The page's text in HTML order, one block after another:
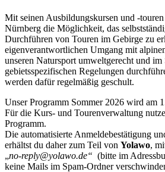
Mit seinen Ausbildungskursen und -
Nürnberg die Möglichkeit, das
Durchführen von Touren im Gebirge zu
eigenverantwortlichen Umgang mit
unseren Natursport umweltgerecht und im
gebietsspezifischen Regelungen
werden dafür regelmäßig geschult.
Unser Programm Sommer 2026 wird am
Für die Kurs- und Tourenverwaltung
Programm.
Die automatisierte Anmeldebestätigung
erhältst du daher zum Teil von Yolawo,
„no-reply@yolawo.de“ (bitte im
keine Mails im Spam-Ordner